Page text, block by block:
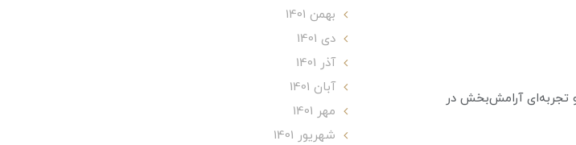
و تجربه‌ای آرامش‌بخش در
بهمن 1401
دی 1401
آذر 1401
آبان 1401
مهر 1401
شهریور 1401